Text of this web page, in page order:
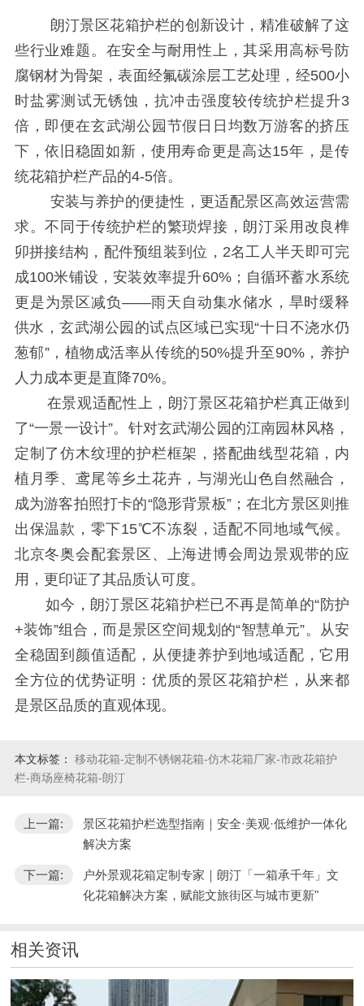
朗汀景区花箱护栏的创新设计，精准破解了这
些行业难题。在安全与耐用性上，其采用高标号防
腐钢材为骨架，表面经氟碳涂层工艺处理，经500小
时盐雾测试无锈蚀，抗冲击强度较传统护栏提升3
倍，即便在玄武湖公园节假日日均数万游客的挤压
下，依旧稳固如新，使用寿命更是高达15年，是传
统花箱护栏产品的4-5倍。
安装与养护的便捷性，更适配景区高效运营需
求。不同于传统护栏的繁琐焊接，朗汀采用改良榫
卯拼接结构，配件预组装到位，2名工人半天即可完
成100米铺设，安装效率提升60%；自循环蓄水系统
更是为景区减负——雨天自动集水储水，旱时缓释
供水，玄武湖公园的试点区域已实现“十日不浇水仍
葱郁”，植物成活率从传统的50%提升至90%，养护
人力成本更是直降70%。
在景观适配性上，朗汀景区花箱护栏真正做到
了“一景一设计”。针对玄武湖公园的江南园林风格，
定制了仿木纹理的护栏框架，搭配曲线型花箱，内
植月季、鸢尾等乡土花卉，与湖光山色自然融合，
成为游客拍照打卡的“隐形背景板”；在北方景区则推
出保温款，零下15℃不冻裂，适配不同地域气候。
北京冬奥会配套景区、上海进博会周边景观带的应
用，更印证了其品质认可度。
如今，朗汀景区花箱护栏已不再是简单的“防护
+装饰”组合，而是景区空间规划的“智慧单元”。从安
全稳固到颜值适配，从便捷养护到地域适配，它用
全方位的优势证明：优质的景区花箱护栏，从来都
是景区品质的直观体现。
本文标签：
移动花箱-定制不锈钢花箱-仿木花箱厂家-市政花箱护
栏-商场座椅花箱-朗汀
上一篇:
景区花箱护栏选型指南｜安全·美观·低维护一体化
解决方案
下一篇:
户外景观花箱定制专家｜朗汀「一箱承千年」文
化花箱解决方案，赋能文旅街区与城市更新"
相关资讯